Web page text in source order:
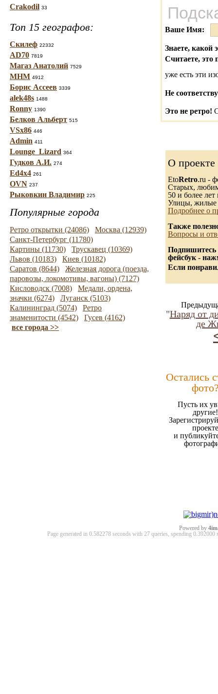
Crakodil 33
Топ 15 географов:
Скилеф 22332
AD70 7819
Магаз Анатолий 7529
МНМ 4912
Борис Ассеев 3339
alek48s 1488
Ronny 1390
Белков Альберт 515
VSx86 446
Admin 411
Lounge_Lizard 364
Гудков А.И. 274
Ed4x4 261
OVN 237
Рыковкин Владимир 225
Популярные города
Ретро открытки (24086)
Москва (12939)
Санкт-Петербург (11780)
Картины (11730)
Трускавец (10369)
Львов (10183)
Киев (10182)
Саратов (8644)
Железная дорога (поезда,
паровозы, локомотивы, вагоны) (7127)
Кисловодск (7008)
Медали, ордена,
значки (6274)
Луганск (5103)
Калининград (5074)
Ретро
знаменитости (4542)
Гусев (4162)
все города >>
Ваше Имя:
Знаете, какой
Считаете, это
уже есть эти
Не
Это не ретро!
О проекте
EtoRetro.ru -
Старых,
50 и более лет
Улицы, жилые
Подробнее о
Также
Вопросы и
Подпишитесь
фейсбук -
Если
"Наряд от
де
Остались
Пусть их
другие!
проекте
и
Powered by
Page generated in 0.582278 seconds with 27 queries, spending